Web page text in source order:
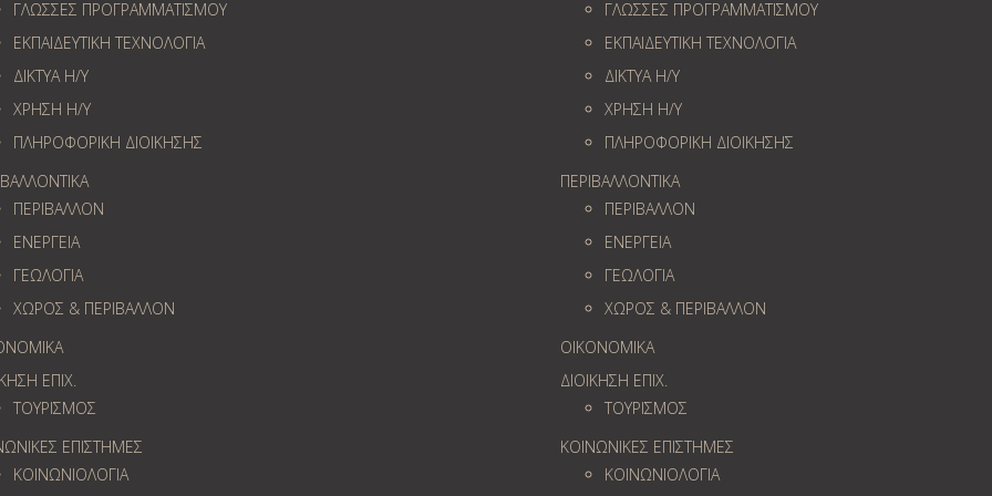
ΓΛΩΣΣΕΣ ΠΡΟΓΡΑΜΜΑΤΙΣΜΟΥ
ΕΚΠΑΙΔΕΥΤΙΚΗ ΤΕΧΝΟΛΟΓΙΑ
ΔΙΚΤΥΑ Η/Υ
ΧΡΗΣΗ Η/Υ
ΠΛΗΡΟΦΟΡΙΚΗ ΔΙΟΙΚΗΣΗΣ
ΠΕΡΙΒΑΛΛΟΝ
ΕΝΕΡΓΕΙΑ
ΓΕΩΛOΓΙΑ
ΧΩΡΟΣ & ΠΕΡΙΒΑΛΛΟΝ
ΕΠΙΧ.
ΤΟΥΡΙΣΜΟΣ
ΕΠΙΣΤΗΜΕΣ
ΚΟΙΝΩΝΙΟΛΟΓΙΑ
ΓΛΩΣΣΕΣ ΠΡΟΓΡΑΜΜΑΤΙΣΜΟΥ
ΕΚΠΑΙΔΕΥΤΙΚΗ ΤΕΧΝΟΛΟΓΙΑ
ΔΙΚΤΥΑ Η/Υ
ΧΡΗΣΗ Η/Υ
ΠΛΗΡΟΦΟΡΙΚΗ ΔΙΟΙΚΗΣΗΣ
ΠΕΡΙΒΑΛΛΟΝΤΙΚΑ
ΠΕΡΙΒΑΛΛΟΝ
ΕΝΕΡΓΕΙΑ
ΓΕΩΛOΓΙΑ
ΧΩΡΟΣ & ΠΕΡΙΒΑΛΛΟΝ
ΟΙΚΟΝΟΜΙΚΑ
ΔΙΟΙΚΗΣΗ ΕΠΙΧ.
ΤΟΥΡΙΣΜΟΣ
ΚΟΙΝΩΝΙΚΕΣ ΕΠΙΣΤΗΜΕΣ
ΚΟΙΝΩΝΙΟΛΟΓΙΑ